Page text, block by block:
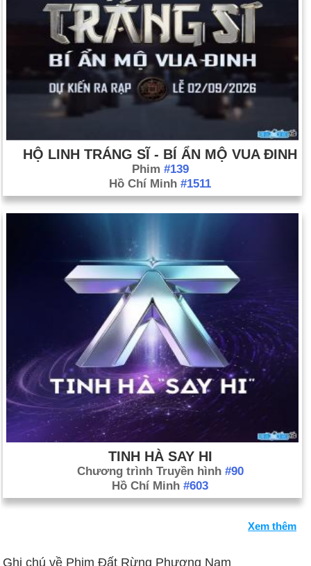
HỘ LINH TRÁNG SĨ - BÍ ẨN MỘ VUA ĐINH
Phim #139
Hồ Chí Minh #1511
TINH HÀ SAY HI
Chương trình Truyền hình #90
Hồ Chí Minh #603
Xem thêm
Ghi chú về Phim Đất Rừng Phương Nam